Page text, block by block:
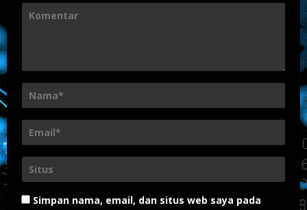
Simpan nama, email, dan situs web saya pada